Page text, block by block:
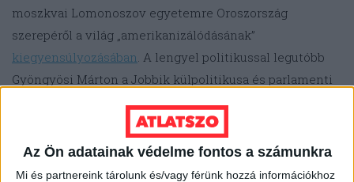
Az Ön adatainak védelme fontos a számunkra
Mi és partnereink tárolunk és/vagy férünk hozzá információkhoz
moszkvai Lomonoszov egyetemre Oroszország
szerepéről a világ „amerikanizálódásának”
kiegyensúlyozásában. A lengyel politikussal legutóbb
Gyöngyösi Márton a Jobbik külpolitikusa és parlamenti
képviselője találkozottsaját bevallása szerint
a Donyecki Népköztársaságban választási
megfigyelőként 2015 elején.